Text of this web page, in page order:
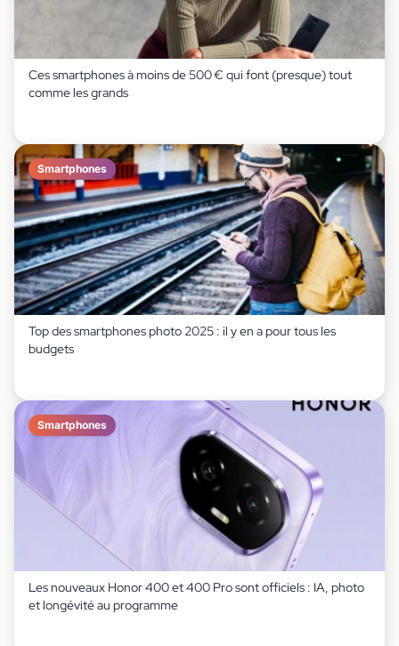
Ces smartphones à moins de 500 € qui font (presque) tout
comme les grands
Smartphones
Top des smartphones photo 2025 : il y en a pour tous les
budgets
Smartphones
Les nouveaux Honor 400 et 400 Pro sont officiels : IA, photo
et longévité au programme